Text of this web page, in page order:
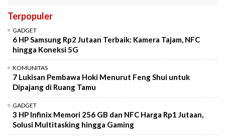
Terpopuler
GADGET
6 HP Samsung Rp2 Jutaan Terbaik: Kamera Tajam, NFC
hingga Koneksi 5G
KOMUNITAS
7 Lukisan Pembawa Hoki Menurut Feng Shui untuk
Dipajang di Ruang Tamu
GADGET
3 HP Infinix Memori 256 GB dan NFC Harga Rp1 Jutaan,
Solusi Multitasking hingga Gaming